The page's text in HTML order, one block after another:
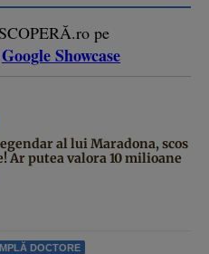
pe
Google Showcase
al lui Maradona, scos
Ar putea valora 10 milioane
DOCTORE